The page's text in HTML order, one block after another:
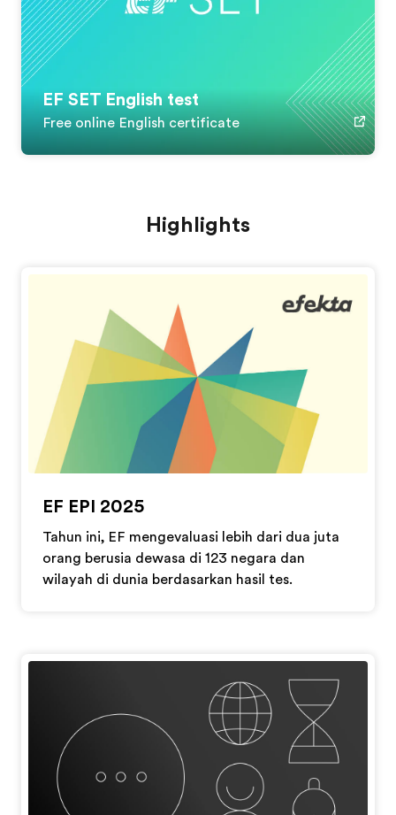
EF SET English test
Free online English certificate
Highlights
EF EPI 2025
Tahun ini, EF mengevaluasi lebih dari dua juta
orang berusia dewasa di 123 negara dan
wilayah di dunia berdasarkan hasil tes.